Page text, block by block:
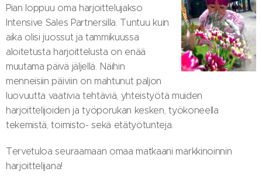
Pian loppuu oma harjoittelujakso
Intensive Sales Partnersilla. Tuntuu kuin
aika olisi juossut ja tammikuussa
aloitetusta harjoittelusta on enää
muutama päivä jäljellä. Näihin
menneisiin päiviin on mahtunut paljon
luovuutta vaativia tehtäviä, yhteistyötä muiden
harjoittelijoiden ja työporukan kesken, työkoneella
tekemistä, toimisto- sekä etätyötunteja.
Tervetuloa seuraamaan omaa matkaani markkinoinnin
harjoittelijana!